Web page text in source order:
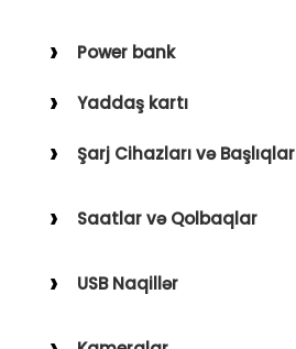
Qulaqüstü
Power bank
Yaddaş kartı
Şarj Cihazları və Başlıqlar
Saatlar və Qolbaqlar
Saat Qolbaqları
USB Naqillər